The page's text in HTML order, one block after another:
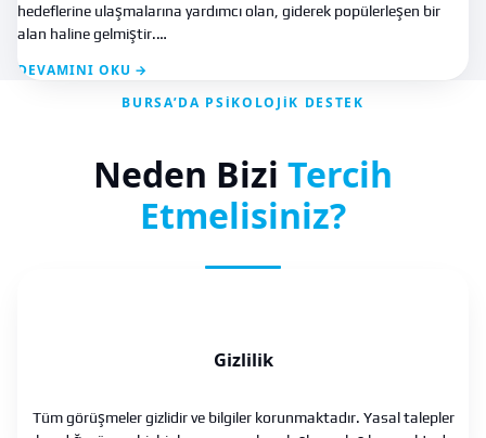
hedeflerine ulaşmalarına yardımcı olan, giderek popülerleşen bir
alan haline gelmiştir.…
DEVAMINI OKU →
BURSA’DA PSIKOLOJIK DESTEK
Neden Bizi Tercih
Etmelisiniz?
Gizlilik
Tüm görüşmeler gizlidir ve bilgiler korunmaktadır. Yasal talepler